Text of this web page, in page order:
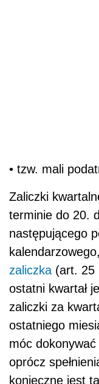
• tzw. mali
Zaliczki
terminie do 20.
następującego
zaliczka (art. 25
ostatni kwartał
zaliczki za
ostatniego
móc
oprócz
konieczne jest